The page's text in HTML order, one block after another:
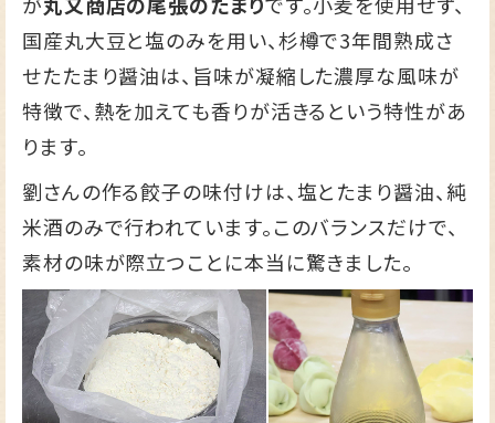
国産丸大豆と塩のみを用い、杉樽で3年間熟成さ
せたたまり醤油は、旨味が凝縮した濃厚な風味が
特徴で、熱を加えても香りが活きるという特性があ
ります。
劉さんの作る餃子の味付けは、塩とたまり醤油、純
米酒のみで行われています。このバランスだけで、
素材の味が際立つことに本当に驚きました。